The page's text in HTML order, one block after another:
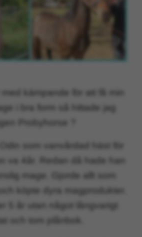
med kämpande för att få min
i bra form så hittade jag
Probyhorse ?
som vanvårdad häst för
va 4år. Redan då hade han
mage. Gjorde allt som
köpte dyra magprodukter.
5 år utan något långvarigt
och tom plånbok.